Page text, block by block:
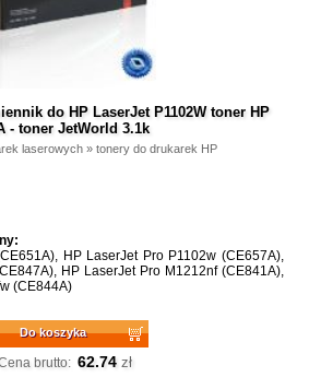
do HP LaserJet P1102W toner HP
- toner JetWorld 3.1k
laserowych» tonery do drukarek HP
HP LaserJet Pro P1102w (CE657A),
HP LaserJet Pro M1212nf (CE841A),
(CE844A)
Do koszyka
brutto: 62.74 zł